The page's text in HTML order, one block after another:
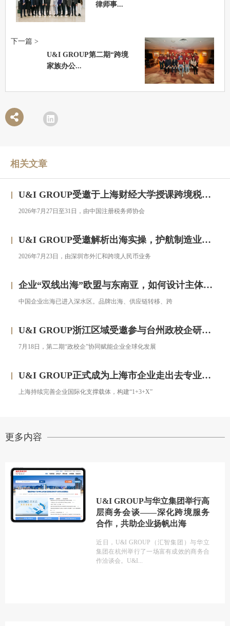
律师事...
U&I GROUP第二期“跨境
家族办公...
下一篇 >
相关文章
U&I GROUP受邀于上海财经大学授课跨境税务合规与高净值人群财务税务服务专题研修班
2026年7月27日至31日，由中国注册税务师协会
U&I GROUP受邀解析出海实操，护航制造业企业汇率风险管理
2026年7月23日，由深圳市外汇和跨境人民币业务
企业“双线出海”欧盟与东南亚，如何设计主体架构？——对话汇智集团
中国企业出海已进入深水区。品牌出海、供应链转移、跨
U&I GROUP浙江区域受邀参与台州政校企研修班，助力浙企搭建跨境投资合规框架
7月18日，第二期“政校企”协同赋能企业全球化发展
U&I GROUP正式成为上海市企业走出去专业服务联盟成员
上海持续完善企业国际化支撑载体，构建“1+3+X”
更多内容
U&I GROUP与华立集团举行高
层商务会谈——深化跨境服务
合作，共助企业扬帆出海
近日，U&I GROUP（汇智集团）与华立
集团在杭州举行了一场富有成效的商务合
作洽谈会。U&I